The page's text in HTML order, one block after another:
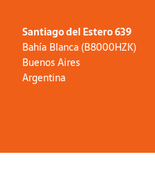
Santiago del Estero 639
Bahía Blanca (B8000HZK)
Buenos Aires
Argentina